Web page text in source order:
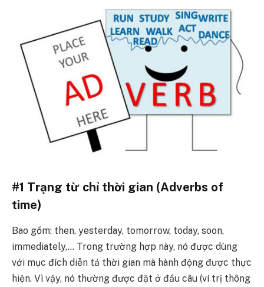
#1 Trạng từ chỉ thời gian (Adverbs of
time)
Bao gồm: then, yesterday, tomorrow, today, soon,
immediately,… Trong trường hợp này, nó được dùng
với mục đích diễn tả thời gian mà hành động được thực
hiện. Vì vậy, nó thường được đặt ở đầu câu (ví trị thông